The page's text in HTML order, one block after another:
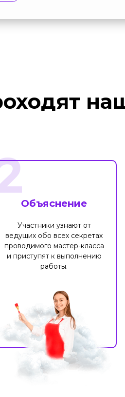
Объяснение
Участники узнают от
ведущих обо всех секретах
проводимого мастер-класса
и приступят к выполнению
работы.